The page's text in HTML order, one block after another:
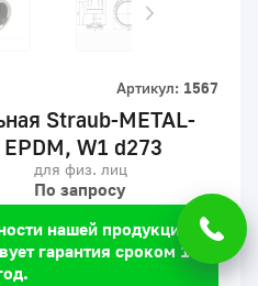
Артикул: 1567
Straub-METAL-
W1 d273
для физ. лиц
По запросу
нашей продукции.
гарантия сроком 1